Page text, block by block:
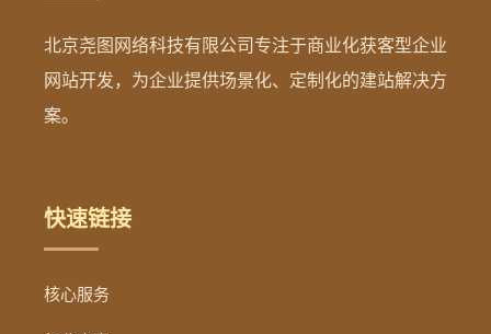
北京尧图网络科技有限公司专注于商业化获客型企业
网站开发，为企业提供场景化、定制化的建站解决方
案。
快速链接
核心服务